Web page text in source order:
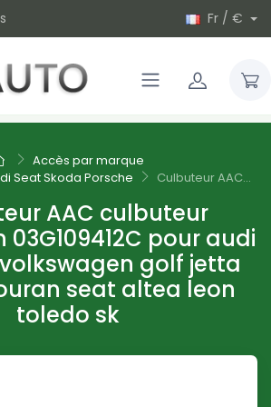
Fr / €
Accès par marque
Seat Skoda Porsche
Culbuteur AAC...
AAC culbuteur
pour audi
volkswagen golf jetta
seat altea leon
toledo sk